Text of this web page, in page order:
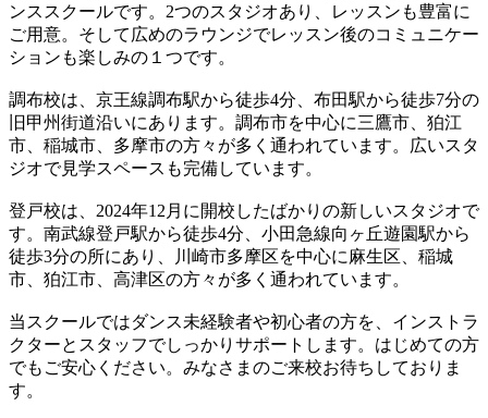
ンススクールです。2つのスタジオあり、レッスンも豊富に
ご用意。そして広めのラウンジでレッスン後のコミュニケー
ションも楽しみの１つです。
調布校は、京王線調布駅から徒歩4分、布田駅から徒歩7分の
旧甲州街道沿いにあります。調布市を中心に三鷹市、狛江
市、稲城市、多摩市の方々が多く通われています。広いスタ
ジオで見学スペースも完備しています。
登戸校は、2024年12月に開校したばかりの新しいスタジオで
す。南武線登戸駅から徒歩4分、小田急線向ヶ丘遊園駅から
徒歩3分の所にあり、川崎市多摩区を中心に麻生区、稲城
市、狛江市、高津区の方々が多く通われています。
当スクールではダンス未経験者や初心者の方を、インストラ
クターとスタッフでしっかりサポートします。はじめての方
でもご安心ください。みなさまのご来校お待ちしておりま
す。